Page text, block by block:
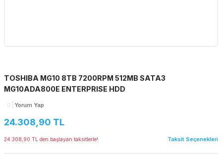
TOSHIBA MG10 8TB 7200RPM 512MB SATA3
MG10ADA800E ENTERPRISE HDD
0 Yorum Yap
24.308,90 TL
24.308,90 TL den başlayan taksitlerle! Taksit Seçenekleri